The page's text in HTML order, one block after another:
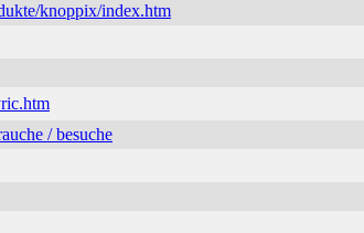
knoppix/index.htm
/ besuche